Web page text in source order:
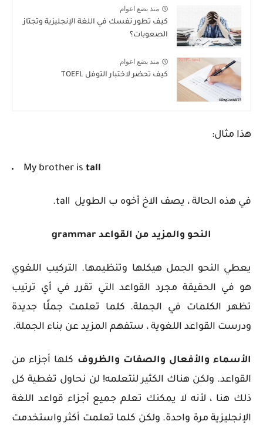
منذ بضع اعوام
كيف تطور نفسك في اللغة الإنجليزية وتجتاز
الصعوبات؟
منذ بضع اعوام
كيف تحضر لاختبار التوفل TOEFL
هذا مثال:
My brother is tall
في هذه الحالة ، يصف الاخ أخوه ب الطويل tall.
النحو والمزيد من القواعد grammar
يعطي النحو الجمل هيكلها وتنظيمها. التركيب اللغوي
هو في الحقيقة مجرد القواعد التي تقرر في أي ترتيب
تظهر الكلمات في الجملة. كلما تعلمت جملًا جديدة
ودرست القواعد اللغوية ، ستفهم المزيد عن بناء الجملة.
الأسماء والأفعال والصفات والظروف كلها أجزاء من
القواعد. ولكن هناك الكثير لنتعلمه! لن نحاول تغطية كل
ذلك هنا ، لأنه لا يمكنك تعلم جميع أجزاء قواعد اللغة
الإنجليزية مرة واحدة. ولكن كلما تعلمت أكثر واستخدمت